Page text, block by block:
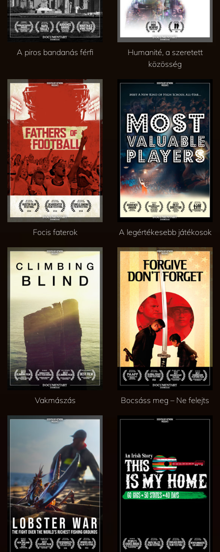
A piros bandanás férfi
Humanité, a szeretett
közösség
Focis faterok A legértékesebb játékosok
Vakmászás Bocsáss meg – Ne felejts